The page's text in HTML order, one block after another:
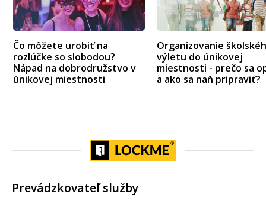
Čo môžete urobiť na
rozlúčke so slobodou?
Nápad na dobrodružstvo v
únikovej miestnosti
Organizovanie
výletu do únikovej
miestnosti - prečo sa
a ako sa naň pripraviť?
Prevádzkovateľ služby